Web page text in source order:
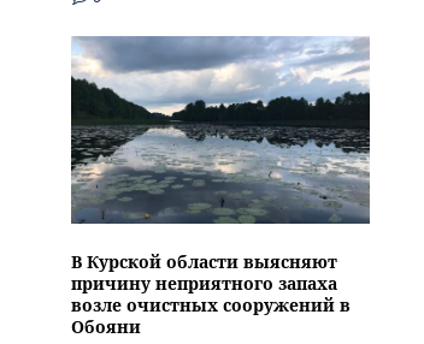
В Курской области выясняют
причину неприятного запаха
возле очистных сооружений в
Обояни